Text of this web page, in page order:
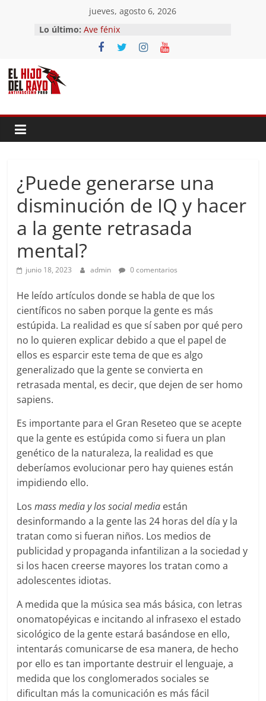
contenido
jueves, agosto 6, 2026
Lo último:
El segundo (Del II Tomo del
Pandemonium)
Ave fénix
¿Dios no existe?
¿Puede generarse una
disminución de IQ y hacer
a la gente retrasada
mental?
junio 18, 2023 admin 0 comentarios
He leído artículos donde se habla de que los
científicos no saben porque la gente es más
estúpida. La realidad es que sí saben por qué pero
no lo quieren explicar debido a que el papel de
ellos es esparcir este tema de que es algo
generalizado que la gente se convierta en
retrasada mental, es decir, que dejen de ser homo
sapiens.
Es importante para el Gran Reseteo que se acepte
que la gente es estúpida como si fuera un plan
genético de la naturaleza, la realidad es que
deberíamos evolucionar pero hay quienes están
impidiendo ello.
Losmass media y los social media están
desinformando a la gente las 24 horas del día y la
tratan como si fueran niños. Los medios de
publicidad y propaganda infantilizan a la sociedad y
si los hacen creerse mayores los tratan como a
adolescentes idiotas.
A medida que la música sea más básica, con letras
onomatopéyicas e incitando al infrasexo el estado
sicológico de la gente estará basándose en ello,
intentarás comunicarse de esa manera, de hecho
por ello es tan importante destruir el lenguaje, a
medida que los conglomerados sociales se
dificultan más la comunicación es más fácil